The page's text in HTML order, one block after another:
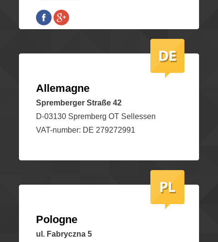
Allemagne
Spremberger Straße 42
D-03130 Spremberg OT Sellessen
VAT-number: DE 279272991
Pologne
ul. Fabryczna 5